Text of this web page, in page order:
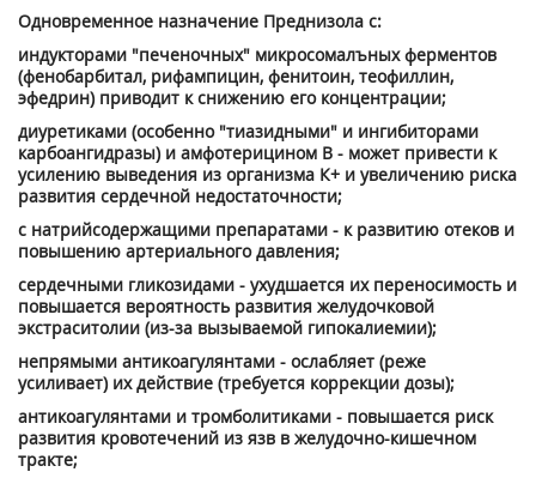
Одновременное назначение Преднизола с:
индукторами "печеночных" микросомалъных ферментов
(фенобарбитал, рифампицин, фенитоин, теофиллин,
эфедрин) приводит к снижению его концентрации;
диуретиками (особенно "тиазидными" и ингибиторами
карбоангидразы) и амфотерицином В - может привести к
усилению выведения из организма К+ и увеличению риска
развития сердечной недостаточности;
с натрийсодержащими препаратами - к развитию отеков и
повышению артериального давления;
сердечными гликозидами - ухудшается их переносимость и
повышается вероятность развития желудочковой
экстраситолии (из-за вызываемой гипокалиемии);
непрямыми антикоагулянтами - ослабляет (реже
усиливает) их действие (требуется коррекции дозы);
антикоагулянтами и тромболитиками - повышается риск
развития кровотечений из язв в желудочно-кишечном
тракте;